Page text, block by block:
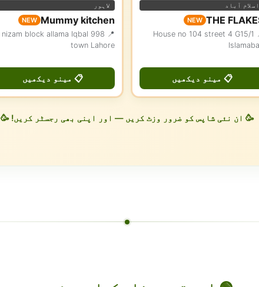
اسلام آباد
THE
NEW
📍 House no 104 street 4 G15/1
📋 مینو دیکھیں
لاہور
Mummy kitchen
NEW
📍 998 nizam block allama Iqbal
town Lahore
📋 مینو دیکھیں
🥳 ان نئی شاپس کو ضرور وزٹ کریں — اور اپنی بھی رجسٹر کریں! 🥳